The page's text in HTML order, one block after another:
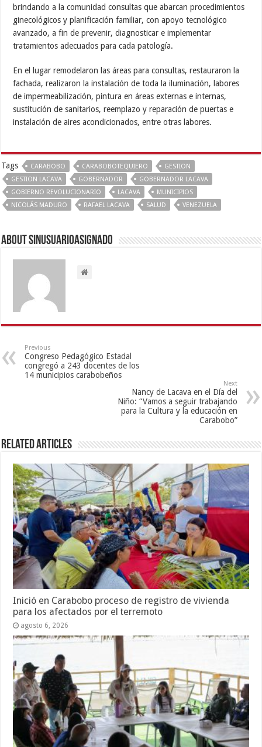
brindando a la comunidad consultas que abarcan procedimientos
ginecológicos y planificación familiar, con apoyo tecnológico
avanzado, a fin de prevenir, diagnosticar e implementar
tratamientos adecuados para cada patología.
En el lugar remodelaron las áreas para consultas, restauraron la
fachada, realizaron la instalación de toda la iluminación, labores
de impermeabilización, pintura en áreas externas e internas,
sustitución de sanitarios, reemplazo y reparación de puertas e
instalación de aires acondicionados, entre otras labores.
Tags CARABOBO CARABOBOTEQUIERO
GESTION
GESTION LACAVA
GOBERNADOR
GOBERNADOR LACAVA
GOBIERNO REVOLUCIONARIO
LACAVA
MUNICIPIOS
NICOLÁS MADURO
RAFAEL LACAVA SALUD VENEZUELA
About sinusuarioasignado
Previous
Congreso Pedagógico Estadal
congregó a 243 docentes de los
14 municipios carabobeños
Next
Nancy de Lacava en el Día del
Niño: “Vamos a seguir trabajando
para la Cultura y la educación en
Carabobo”
Related Articles
Inició en Carabobo proceso de registro de vivienda
para los afectados por el terremoto
agosto 6, 2026